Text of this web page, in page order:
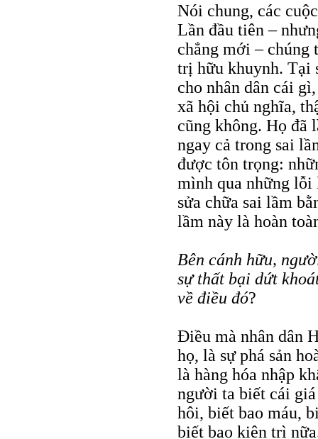
Nói chung, các
Lần đầu tiên –
chẳng mới – chúng
trị hữu khuynh. Tại
cho nhân dân cái
xã hội chủ nghĩa,
cũng không. Họ đã
ngay cả trong sai
được tôn trọng:
mình qua những
sửa chữa sai lầm
lầm này là hoàn
Bên cánh hữu,
sự thất bại dứt
về điều đó?
Điều mà nhân dân
họ, là sự phá sản
là hàng hóa nhập
người ta biết cái
hôi, biết bao máu,
biết bao kiên trì